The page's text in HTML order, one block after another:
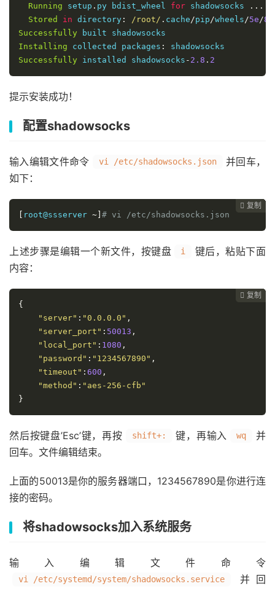
Running setup . py bdist_wheel for shadowsocks ...
Stored
in directory : /root/ . cache /pip /wheels /5e /8d
Successfully
Installing collected packages :
Successfully installed shadowsocks - 2.8 . 2
提示安装成功！
配置shadowsocks
输入编辑文件命令 vi /etc/shadowsocks.json
并回车，
如下：
 复制
 复制
 复制
 复制
 复制
 复制
 复制
 复制
[ root@ssserver ~] # vi /etc/shadowsocks.json
上述步骤是编辑一个新文件，按键盘 i
键后，粘贴下面
内容：
 复制
 复制
 复制
 复制
 复制
 复制
 复制
{
"server" : "0.0.0.0" ,
"server_port" : 50013 ,
"local_port" : 1080 ,
"password" : "1234567890" ,
"timeout" : 600 ,
"method" : "aes-256-cfb"
}
然后按键盘’Esc’键，再按 shift+: 键，再输入 wq
并
回车。文件编辑结束。
上面的50013是你的服务器端口，1234567890是你进行连
接的密码。
将shadowsocks加入系统服务
输入编辑文件命令
vi /etc/systemd/system/shadowsocks.service 并回